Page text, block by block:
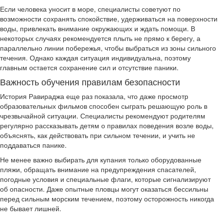
Если человека уносит в море, специалисты советуют по
возможности сохранять спокойствие, удерживаться на поверхности
воды, привлекать внимание окружающих и ждать помощи. В
некоторых случаях рекомендуется плыть не прямо к берегу, а
параллельно линии побережья, чтобы выбраться из зоны сильного
течения. Однако каждая ситуация индивидуальна, поэтому
главным остается сохранение сил и отсутствие паники.
Важность обучения правилам безопасности
История Равираджа еще раз показала, что даже просмотр
образовательных фильмов способен сыграть решающую роль в
чрезвычайной ситуации. Специалисты рекомендуют родителям
регулярно рассказывать детям о правилах поведения возле воды,
объяснять, как действовать при сильном течении, и учить не
поддаваться панике.
Не менее важно выбирать для купания только оборудованные
пляжи, обращать внимание на предупреждения спасателей,
погодные условия и специальные флаги, которые сигнализируют
об опасности. Даже опытные пловцы могут оказаться бессильны
перед сильным морским течением, поэтому осторожность никогда
не бывает лишней.